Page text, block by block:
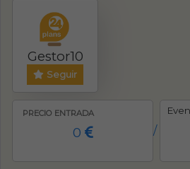
Gestor10
Seguir
PRECIO ENTRADA
0 /